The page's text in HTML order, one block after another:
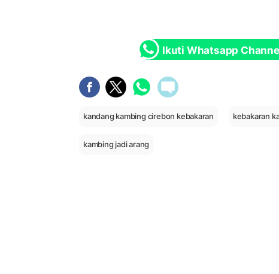
Ikuti Whatsapp
kandang kambing cirebon kebakaran kebakaran
kambing jadi arang